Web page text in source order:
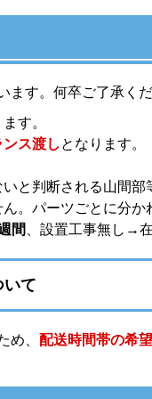
す。何卒ご了承くだ
す。
ス渡し となります。
と判断される山間
。パーツごとに分か
間 、設置工事無し→
いて
め、 配送時間帯の希